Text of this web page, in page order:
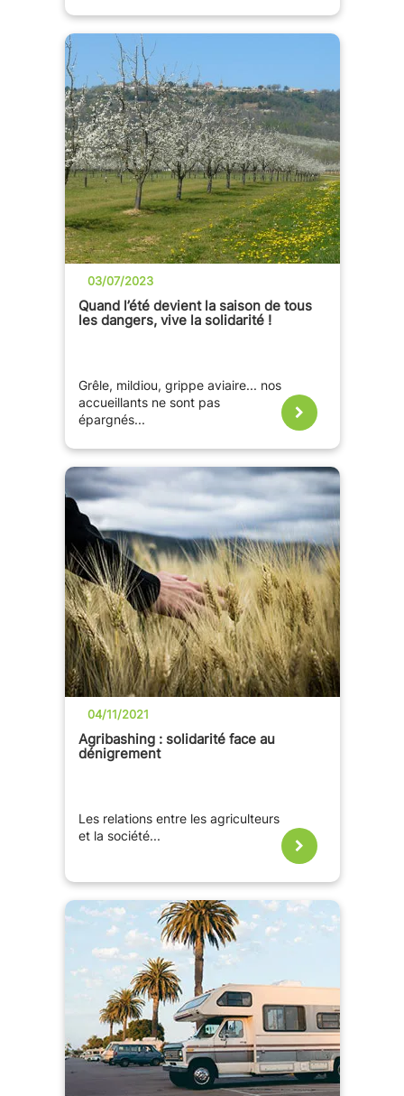
03/07/2023
Quand l’été devient la saison de tous
les dangers, vive la solidarité !
Grêle, mildiou, grippe aviaire... nos
accueillants ne sont pas
épargnés...
04/11/2021
Agribashing : solidarité face au
dénigrement
Les relations entre les agriculteurs
et la société...